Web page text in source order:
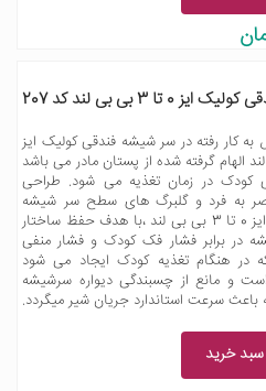
تا 3 بی بی لند کد 207
کار رفته در سر شیشه فندقی کولیک ایز
بی لند الهام گرفته شده از پستان مادر می باشد
کودک در زمان تغذیه می شود. طراحی
به فرد و گلبرگ های سطح سر شیشه
فندقی کولیک ایز 0 تا 3 بی بی لند ،با هدف حفظ ساختار
در برابر فشار فک کودک و فشار منفی
در هنگام تغذیه کودک ایجاد می شود
و مانع از چسبندگی دیواره سرشیشه
باعث سرعت استاندارد جریان شیر میگردد.
سبد خرید